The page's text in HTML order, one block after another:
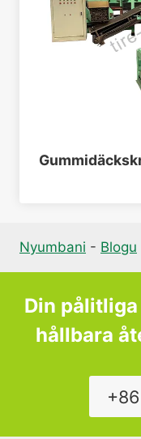
Nyumbani - Blogu
Din
hållbara